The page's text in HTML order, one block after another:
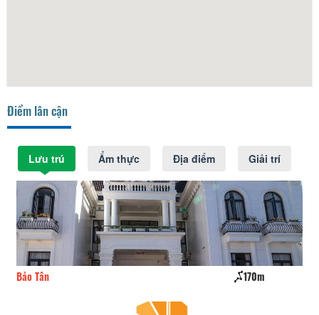
Điểm lân cận
Lưu trú Ẩm thực Địa điểm Giải trí
Bảo Tân 170m